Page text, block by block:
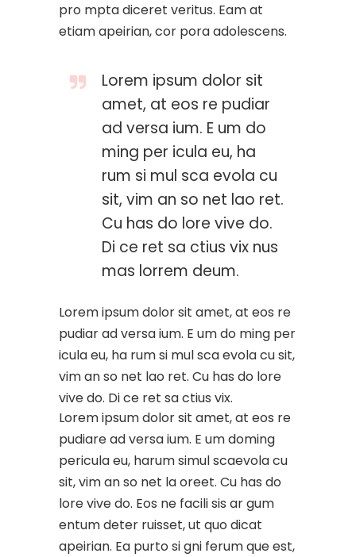
pro mpta diceret veritus. Eam at
etiam apeirian, cor pora adolescens.
Lorem ipsum dolor sit
amet, at eos re pudiar
ad versa ium. E um do
ming per icula eu, ha
rum si mul sca evola cu
sit, vim an so net lao ret.
Cu has do lore vive do.
Di ce ret sa ctius vix nus
mas lorrem deum.
Lorem ipsum dolor sit amet, at eos re
pudiar ad versa ium. E um do ming per
icula eu, ha rum si mul sca evola cu sit,
vim an so net lao ret. Cu has do lore
vive do. Di ce ret sa ctius vix.
Lorem ipsum dolor sit amet, at eos re
pudiare ad versa ium. E um doming
pericula eu, harum simul scaevola cu
sit, vim an so net la oreet. Cu has do
lore vive do. Eos ne facili sis ar gum
entum deter ruisset, ut quo dicat
apeirian. Ea purto si gni ferum que est,